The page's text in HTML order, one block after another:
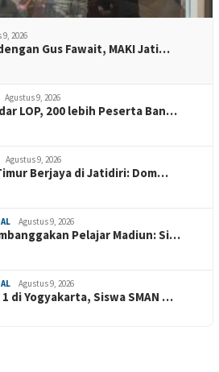
2026
Gus Fawait, MAKI Jati…
Agustus 9, 2026
LOP, 200 lebih Peserta Ban…
Agustus 9, 2026
Berjaya di Jatidiri: Dom…
Agustus 9, 2026
Pelajar Madiun: Si…
Agustus 9, 2026
di Yogyakarta, Siswa SMAN …